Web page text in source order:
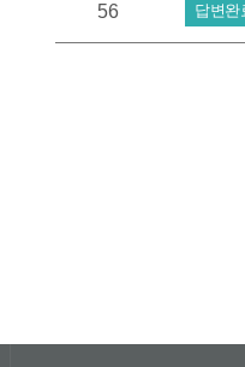
56 답변완